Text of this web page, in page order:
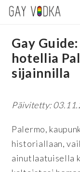
Gay
hotellia
sijainnilla
Päivitetty:
Palermo,
historiallaan,
ainutlaatuisella